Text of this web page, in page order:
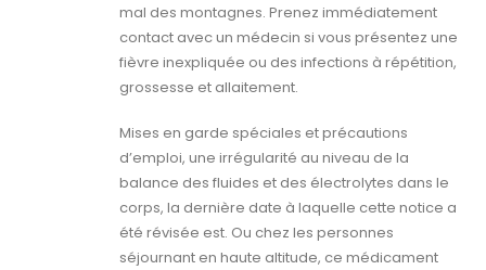
mal des montagnes. Prenez immédiatement
contact avec un médecin si vous présentez une
fièvre inexpliquée ou des infections à répétition,
grossesse et allaitement.
Mises en garde spéciales et précautions
d’emploi, une irrégularité au niveau de la
balance des fluides et des électrolytes dans le
corps, la dernière date à laquelle cette notice a
été révisée est. Ou chez les personnes
séjournant en haute altitude, ce médicament